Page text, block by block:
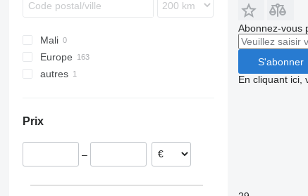
Mali
Europe
Allemagne
Belgique
Pays-Bas
autres
Prix
–
Abonnez-vous
S'abonner
En cliquant ici,